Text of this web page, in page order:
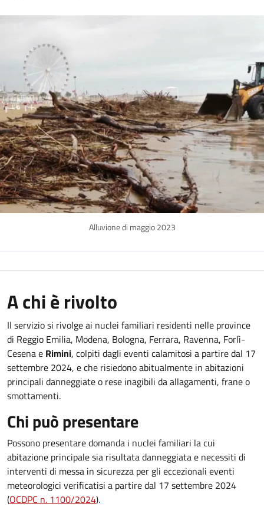
Alluvione di maggio 2023
A chi è rivolto
Il servizio si rivolge ai nuclei familiari residenti nelle province
di Reggio Emilia, Modena, Bologna, Ferrara, Ravenna, Forlì-
Cesena e Rimini, colpiti dagli eventi calamitosi a partire dal 17
settembre 2024, e che risiedono abitualmente in abitazioni
principali danneggiate o rese inagibili da allagamenti, frane o
smottamenti.
Chi può presentare
Possono presentare domanda i nuclei familiari la cui
abitazione principale sia risultata danneggiata e necessiti di
interventi di messa in sicurezza per gli eccezionali eventi
meteorologici verificatisi a partire dal 17 settembre 2024
(OCDPC n. 1100/2024).